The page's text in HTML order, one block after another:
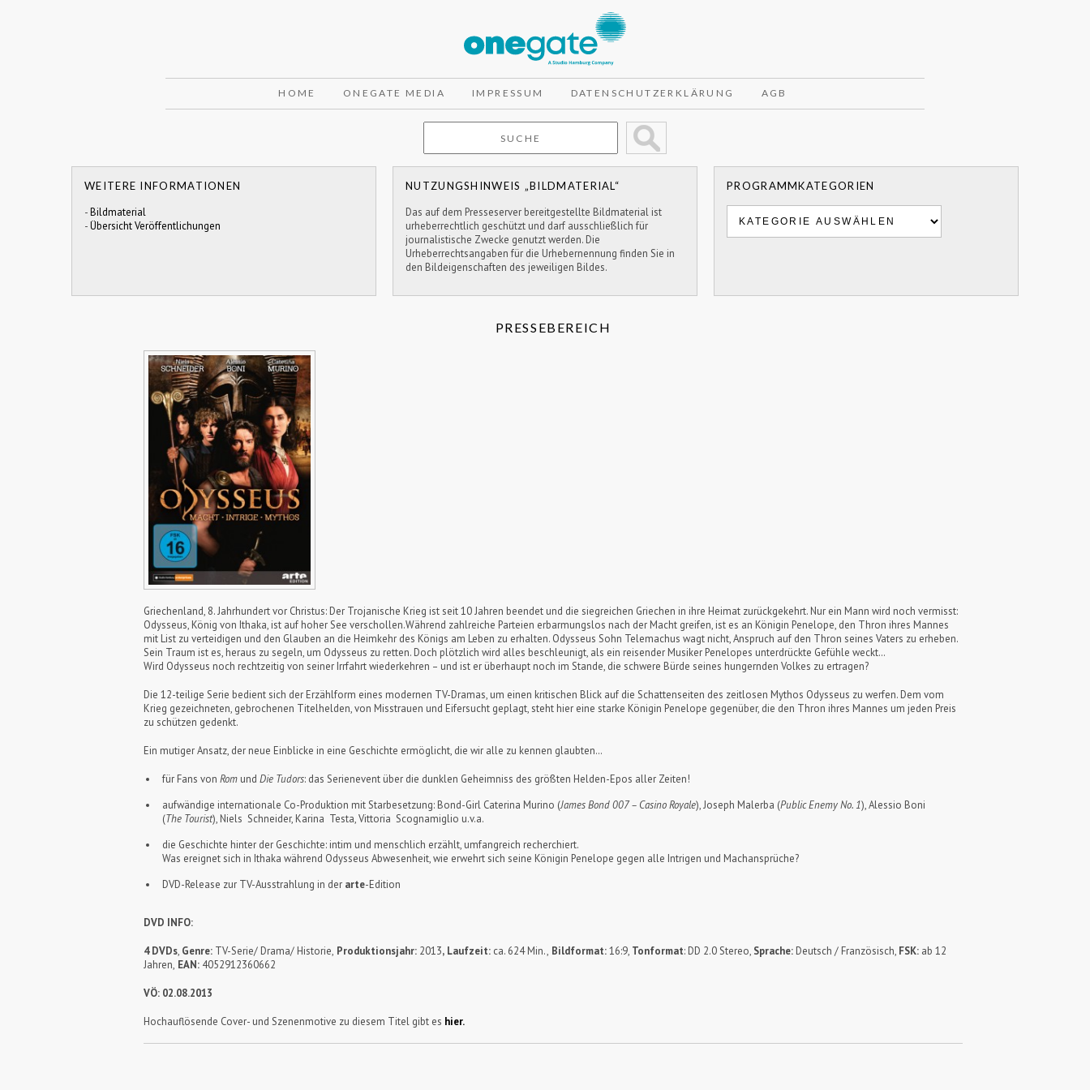
HOME ONEGATE MEDIA IMPRESSUM DATENSCHUTZERKLÄRUNG AGB
WEITERE INFORMATIONEN
-Bildmaterial
-Übersicht Veröffentlichungen
NUTZUNGSHINWEIS „BILDMATERIAL“
Das auf dem Presseserver bereitgestellte Bildmaterial ist
urheberrechtlich geschützt und darf ausschließlich für
journalistische Zwecke genutzt werden. Die
Urheberrechtsangaben für die Urhebernennung finden Sie in
den Bildeigenschaften des jeweiligen Bildes.
PROGRAMMKATEGORIEN
PRESSEBEREICH
Griechenland, 8. Jahrhundert vor Christus: Der Trojanische Krieg ist seit 10 Jahren beendet und die siegreichen Griechen in ihre Heimat zurückgekehrt. Nur ein Mann wird noch vermisst:
Odysseus, König von Ithaka, ist auf hoher See verschollen.Während zahlreiche Parteien erbarmungslos nach der Macht greifen, ist es an Königin Penelope, den Thron ihres Mannes
mit List zu verteidigen und den Glauben an die Heimkehr des Königs am Leben zu erhalten. Odysseus Sohn Telemachus wagt nicht, Anspruch auf den Thron seines Vaters zu erheben.
Sein Traum ist es, heraus zu segeln, um Odysseus zu retten. Doch plötzlich wird alles beschleunigt, als ein reisender Musiker Penelopes unterdrückte Gefühle weckt…
Wird Odysseus noch rechtzeitig von seiner Irrfahrt wiederkehren – und ist er überhaupt noch im Stande, die schwere Bürde seines hungernden Volkes zu ertragen?
Die 12-teilige Serie bedient sich der Erzählform eines modernen TV-Dramas, um einen kritischen Blick auf die Schattenseiten des zeitlosen Mythos Odysseus zu werfen. Dem vom
Krieg gezeichneten, gebrochenen Titelhelden, von Misstrauen und Eifersucht geplagt, steht hier eine starke Königin Penelope gegenüber, die den Thron ihres Mannes um jeden Preis
zu schützen gedenkt.
Ein mutiger Ansatz, der neue Einblicke in eine Geschichte ermöglicht, die wir alle zu kennen glaubten…
für Fans von Rom und Die Tudors: das Serienevent über die dunklen Geheimniss des größten Helden-Epos aller Zeiten!
aufwändige internationale Co-Produktion mit Starbesetzung: Bond-Girl Caterina Murino (James Bond 007 – Casino Royale), Joseph Malerba (Public Enemy No. 1), Alessio Boni
(The Tourist), Niels Schneider, Karina Testa, Vittoria Scognamiglio u.v.a.
die Geschichte hinter der Geschichte: intim und menschlich erzählt, umfangreich recherchiert.
Was ereignet sich in Ithaka während Odysseus Abwesenheit, wie erwehrt sich seine Königin Penelope gegen alle Intrigen und Machansprüche?
DVD-Release zur TV-Ausstrahlung in der arte-Edition
DVD INFO:
4 DVDs, Genre: TV-Serie/ Drama/ Historie, Produktionsjahr: 2013, Laufzeit: ca. 624 Min., Bildformat:16:9, Tonformat: DD 2.0 Stereo, Sprache: Deutsch / Französisch, FSK: ab 12
Jahren, EAN: 4052912360662
VÖ: 02.08.2013
Hochauflösende Cover- und Szenenmotive zu diesem Titel gibt es hier.